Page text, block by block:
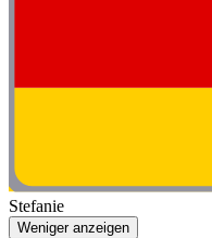
Stefanie
Weniger anzeigen